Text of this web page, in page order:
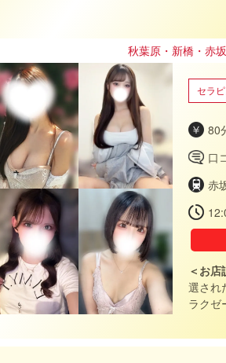
秋葉原・新橋・赤坂エリアのメンズ
セラ
80
口
赤
＜お店
選され
ラクゼーシ